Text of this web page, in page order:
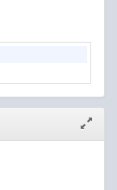
janela